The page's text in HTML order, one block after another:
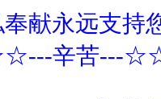
献永远支持
辛苦---